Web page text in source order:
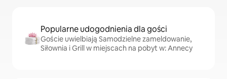
Popularne udogodnienia dla gości
Goście uwielbiają Samodzielne zameldowanie,
Siłownia i Grill w miejscach na pobyt w: Annecy